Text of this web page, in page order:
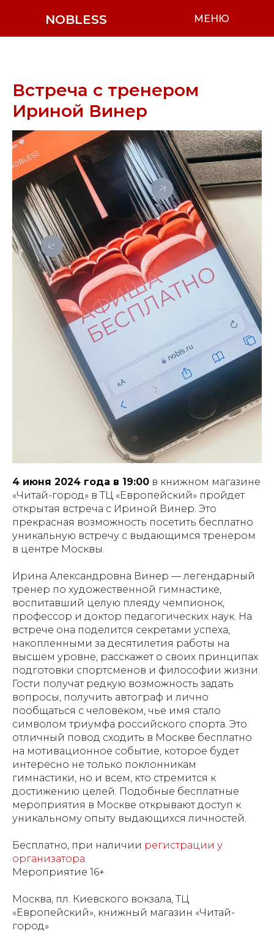
NOBLESS МЕНЮ
Встреча с тренером
Ириной Винер
4 июня 2024 года в 19:00 в книжном магазине
«Читай-город» в ТЦ «Европейский» пройдет
открытая встреча с Ириной Винер. Это
прекрасная возможность посетить бесплатно
уникальную встречу с выдающимся тренером
в центре Москвы.
Ирина Александровна Винер — легендарный
тренер по художественной гимнастике,
воспитавший целую плеяду чемпионок,
профессор и доктор педагогических наук. На
встрече она поделится секретами успеха,
накопленными за десятилетия работы на
высшем уровне, расскажет о своих принципах
подготовки спортсменов и философии жизни.
Гости получат редкую возможность задать
вопросы, получить автограф и лично
пообщаться с человеком, чье имя стало
символом триумфа российского спорта. Это
отличный повод сходить в Москве бесплатно
на мотивационное событие, которое будет
интересно не только поклонникам
гимнастики, но и всем, кто стремится к
достижению целей. Подобные бесплатные
мероприятия в Москве открывают доступ к
уникальному опыту выдающихся личностей.
Бесплатно, при наличии регистрации у
организатора.
Мероприятие 16+
Москва, пл. Киевского вокзала, ТЦ
«Европейский», книжный магазин «Читай-
город»